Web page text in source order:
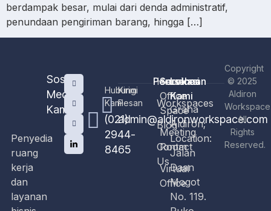
berdampak besar, mulai dari denda administratif,
penundaan pengiriman barang, hingga […]
Sosial
Media
Kami
Hubungi
Kami
(021)
2944-
8465
Kirim
Pesan
admin@aldironworkspace.com
Perusahaan
Home
Workspaces
Blog
Contact
Us
Services
Office
Space
Meeting
Room
Virtual
Office
Lokasi
Kami
Graha
Aldiron;
Location:
Jalan
Daan
Mogot
No. 119.
Penyedia
ruang
kerja
dan
layanan
Copyright
© 2025
Aldiron
All
Rights
Reserved.